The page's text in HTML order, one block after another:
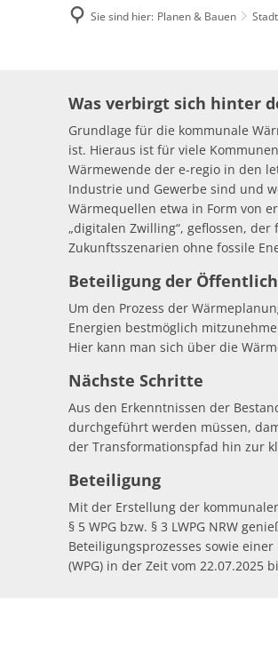
Sie sind hier: Planen & Bauen
Kommunale
Wärmeplanung
Was verbirgt sich hinter
Grundlage für die kommunale
ist. Hieraus ist für viele
Wärmewende der e-regio in den
Industrie und Gewerbe sind und
Wärmequellen etwa in Form von
„digitalen Zwilling“, geflossen,
Zukunftsszenarien ohne fossile
Beteiligung der
Um den Prozess der
Energien bestmöglich
Hier kann man sich über die
Nächste Schritte
Aus den Erkenntnissen der
durchgeführt werden müssen,
der Transformationspfad hin zur
Beteiligung
Mit der Erstellung der
§ 5 WPG bzw. § 3 LWPG NRW
Beteiligungsprozesses sowie
(WPG) in der Zeit vom 22.07.2025